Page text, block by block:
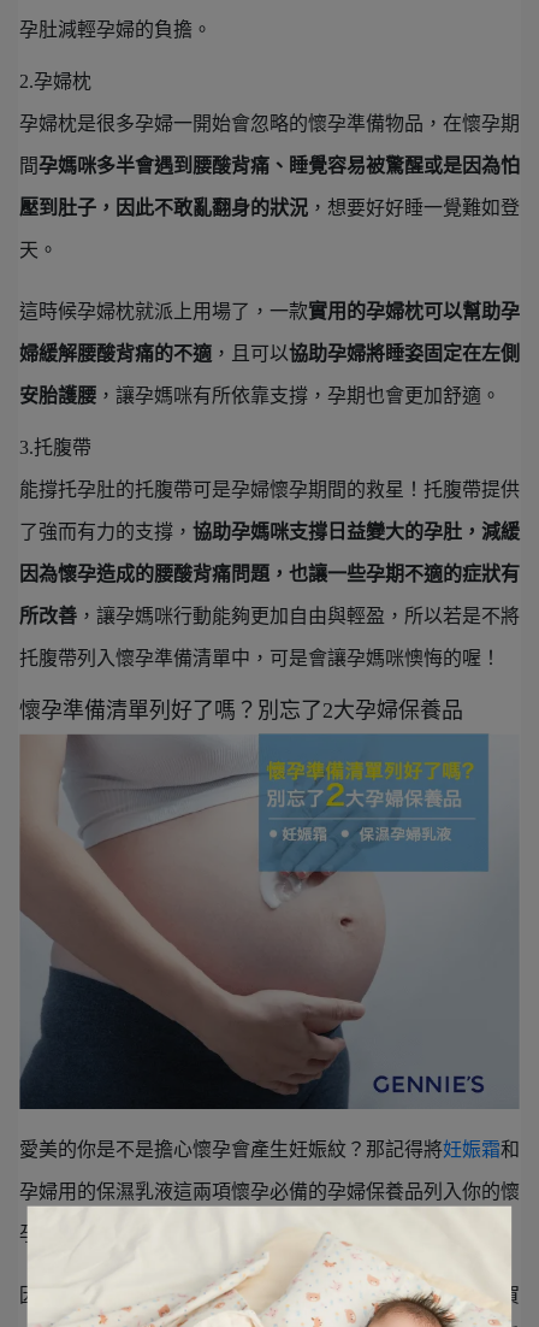
孕肚減輕孕婦的負擔。
2.孕婦枕
孕婦枕是很多孕婦一開始會忽略的懷孕準備物品，在懷孕期
間孕媽咪多半會遇到腰酸背痛、睡覺容易被驚醒或是因為怕
壓到肚子，因此不敢亂翻身的狀況 ，想要好好睡一覺難如登
天。
這時候孕婦枕就派上用場了，一款實用的孕婦枕可以幫助孕
婦緩解腰酸背痛的不適 ，且可以協助孕婦將睡姿固定在左側
安胎護腰 ，讓孕媽咪有所依靠支撐，孕期也會更加舒適。
3.托腹帶
能撐托孕肚的托腹帶可是孕婦懷孕期間的救星！托腹帶提供
了強而有力的支撐， 協助孕媽咪支撐日益變大的孕肚，減緩
因為懷孕造成的腰酸背痛問題，也讓一些孕期不適的症狀有
所改善 ，讓孕媽咪行動能夠更加自由與輕盈，所以若是不將
托腹帶列入懷孕準備清單中，可是會讓孕媽咪懊悔的喔！
懷孕準備清單列好了嗎？別忘了2大孕婦保養品
愛美的你是不是擔心懷孕會產生妊娠紋？那記得將妊娠霜和
孕婦用的保濕乳液這兩項懷孕必備的孕婦保養品列入你的懷
孕準備清單！
因為 孕婦所使用的每一項東西都會影響到寶寶，加上因為賀